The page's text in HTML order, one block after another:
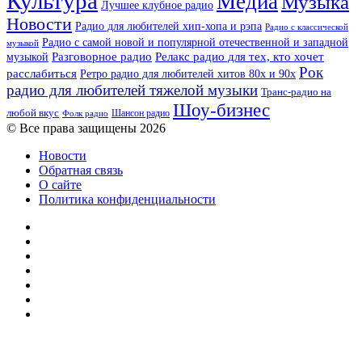
Лучшее клубное радио
Новости Радио для любителей хип-хопа и рэпа Радио с классической
музыкой Радио с самой новой и популярной отечественной и западной
музыкой Разговорное радио Релакс радио для тех, кто хочет
расслабиться Ретро радио для любителей хитов 80х и 90х Рок
радио для любителей тяжелой музыки Транс-радио на
любой вкус Фолк радио Шансон радио Шоу-бизнес
© Все права защищены 2026
Новости
Обратная связь
О сайте
Политика конфиденциальности